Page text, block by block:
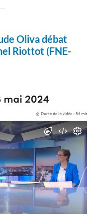
Oliva débat
Riottot (FNE-